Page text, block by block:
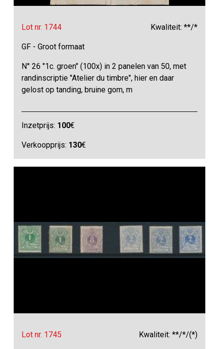
Lot nr. 1744 Kwaliteit: **/*
GF - Groot formaat
N° 26 "1c. groen" (100x) in 2 panelen van 50, met
randinscriptie "Atelier du timbre", hier en daar
gelost op tanding, bruine gom, m
Inzetprijs: 100€
Verkoopprijs: 130€
Lot nr. 1745 Kwaliteit: **/*/(*)